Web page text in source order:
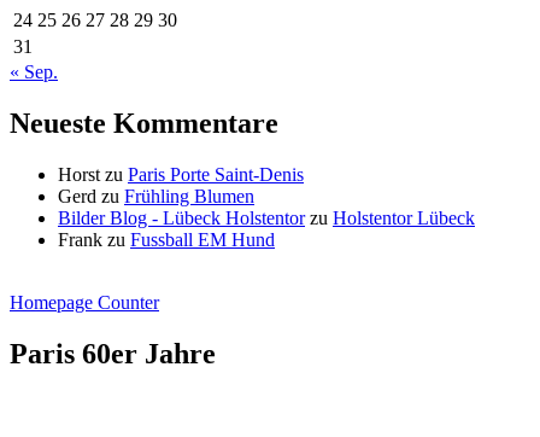
24 25 26 27 28 29 30
31
« Sep.
Neueste Kommentare
Horst zu Paris Porte Saint-Denis
Gerd zu Frühling Blumen
Bilder Blog - Lübeck Holstentorzu Holstentor Lübeck
Frank zu Fussball EM Hund
Homepage Counter
Paris 60er Jahre